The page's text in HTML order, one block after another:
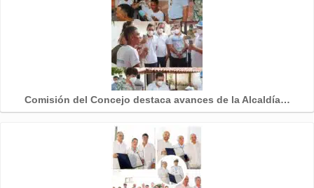
Comisión del Concejo destaca avances de la Alcaldía…